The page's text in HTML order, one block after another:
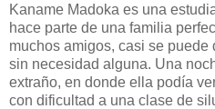
Kaname Madoka es una
hace parte de una familia
muchos amigos, casi se
sin necesidad alguna. Una
extraño, en donde ella podía
con dificultad a una clase de